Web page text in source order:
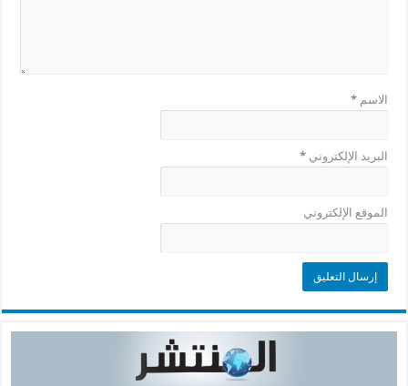
الاسم*
البريد الإلكتروني*
الموقع الإلكتروني